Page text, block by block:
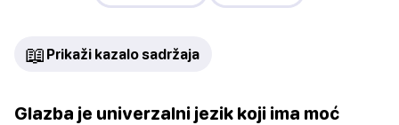
📖 Prikaži kazalo sadržaja
Glazba je univerzalni jezik koji ima moć